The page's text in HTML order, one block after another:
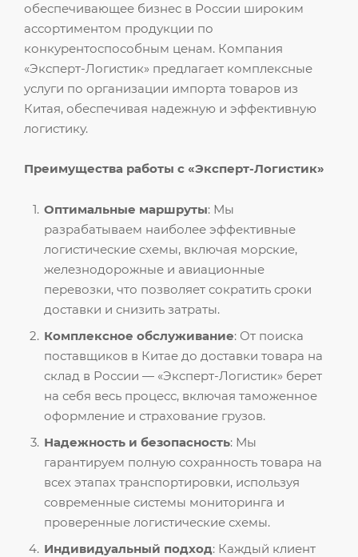
обеспечивающее бизнес в России широким
ассортиментом продукции по
конкурентоспособным ценам. Компания
«Эксперт-Логистик» предлагает комплексные
услуги по организации импорта товаров из
Китая, обеспечивая надежную и эффективную
логистику.
Преимущества работы с «Эксперт-Логистик»
Оптимальные маршруты: Мы
разрабатываем наиболее эффективные
логистические схемы, включая морские,
железнодорожные и авиационные
перевозки, что позволяет сократить сроки
доставки и снизить затраты.
Комплексное обслуживание: От поиска
поставщиков в Китае до доставки товара на
склад в России — «Эксперт-Логистик» берет
на себя весь процесс, включая таможенное
оформление и страхование грузов.
Надежность и безопасность: Мы
гарантируем полную сохранность товара на
всех этапах транспортировки, используя
современные системы мониторинга и
проверенные логистические схемы.
Индивидуальный подход: Каждый клиент